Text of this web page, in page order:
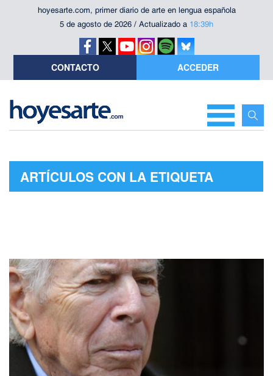
hoyesarte.com, primer diario de arte en lengua española
5 de agosto de 2026 / Actualizado a 18:39h
CONTACTO ACCEDER
ARTÍCULOS CON LA ETIQUETA